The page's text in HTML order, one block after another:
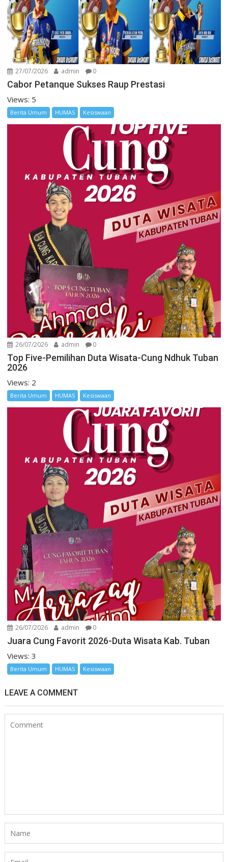
27/07/2026 admin 0
Cabor Petanque Sukses Raup Prestasi
Views: 5
Berita Umum HUMAS Kesiswaan
26/07/2026 admin 0
Top Five-Pemilihan Duta Wisata-Cung Ndhuk Tuban
2026
Views: 2
Berita Umum HUMAS Kesiswaan
26/07/2026 admin 0
Juara Cung Favorit 2026-Duta Wisata Kab. Tuban
Views: 3
Berita Umum HUMAS Kesiswaan
LEAVE A COMMENT